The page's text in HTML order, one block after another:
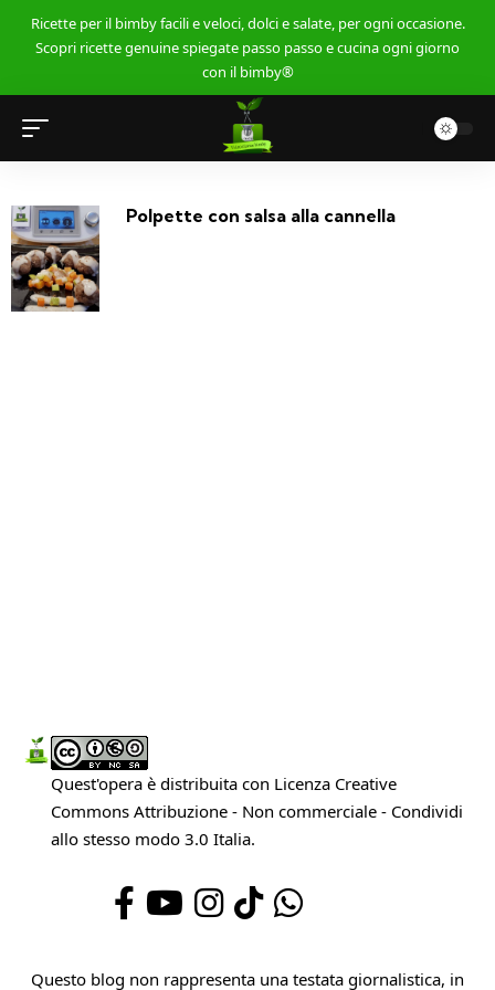
Ricette per il bimby facili e veloci, dolci e salate, per ogni occasione.
Scopri ricette genuine spiegate passo passo e cucina ogni giorno
con il bimby®
Polpette con salsa alla cannella
Quest'opera è distribuita con Licenza Creative
Commons Attribuzione - Non commerciale - Condividi
allo stesso modo 3.0 Italia.
Questo blog non rappresenta una testata giornalistica, in